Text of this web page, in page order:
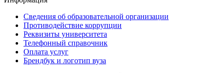
Сведения об образовательной организации
Противодействие коррупции
Реквизиты университета
Телефонный справочник
Оплата услуг
Брендбук и логотип вуза